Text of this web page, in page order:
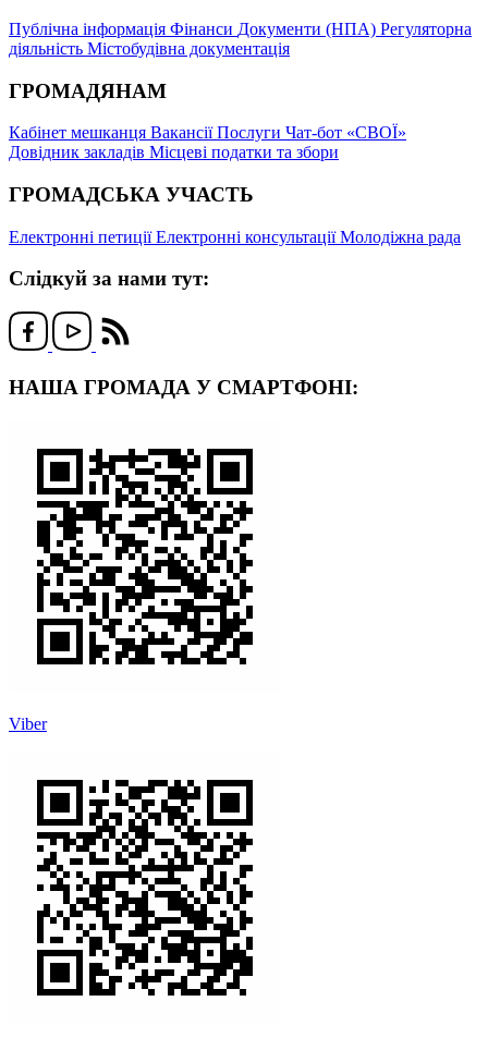
Публічна інформація Фінанси Документи (НПА) Регуляторна
діяльність Містобудівна документація
ГРОМАДЯНАМ
Кабінет мешканця ВакансіїПослуги Чат-бот «СВОЇ»
Довідник закладів Місцеві податки та збори
ГРОМАДСЬКА УЧАСТЬ
Електронні петиціїЕлектронні консультаціїМолодіжна рада
Слідкуй за нами тут:
НАША ГРОМАДА У СМАРТФОНІ:
Viber